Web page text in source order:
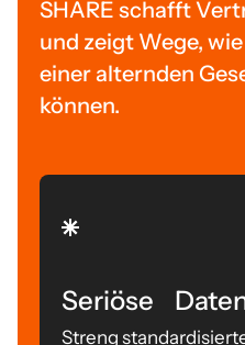
SHARE schafft
und zeigt Wege,
einer alternden
können.
Seriöse
Streng